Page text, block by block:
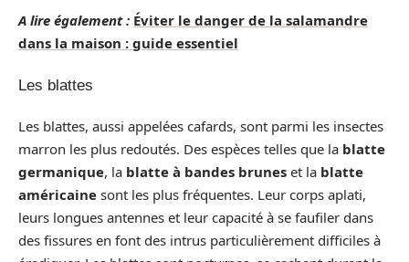
A lire également : Éviter le danger de la salamandre
dans la maison : guide essentiel
Les blattes
Les blattes, aussi appelées cafards, sont parmi les insectes
marron les plus redoutés. Des espèces telles que la blatte
germanique, la blatte à bandes brunes et la blatte
américaine sont les plus fréquentes. Leur corps aplati,
leurs longues antennes et leur capacité à se faufiler dans
des fissures en font des intrus particulièrement difficiles à